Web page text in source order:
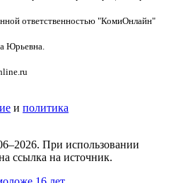
ответственностью "КомиОнлайн"
Юрьевна.
и политика
При использовании
ссылка на источник.